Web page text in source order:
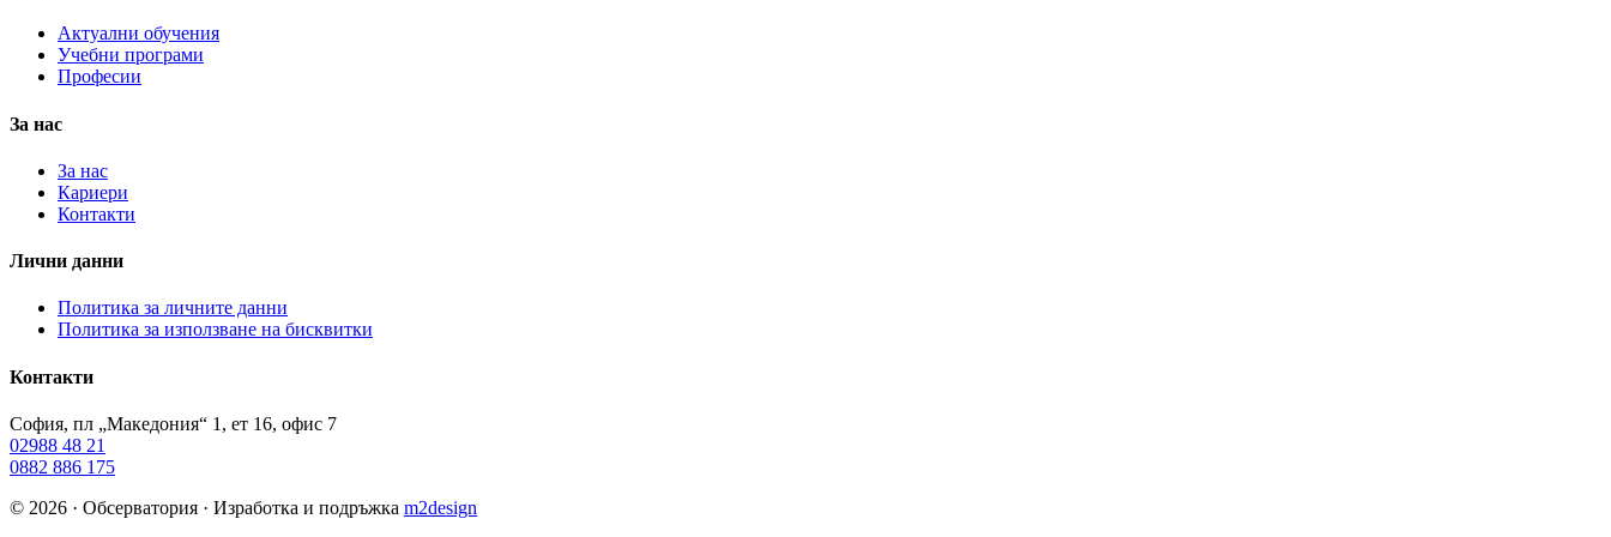
Актуални обучения
Учебни програми
Професии
За нас
За нас
Кариери
Контакти
Лични данни
Политика за личните данни
Политика за използване на бисквитки
Контакти
София, пл „Македония“ 1, ет 16, офис 7
02988 48 21
0882 886 175
© 2026 · Обсерватория · Изработка и подръжка m2design